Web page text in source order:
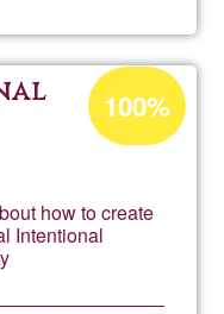
how to create
Intentional
Percentatge
d'acceptació
de
100%